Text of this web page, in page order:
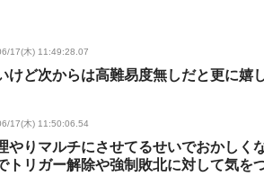
17(木) 11:49:28.07
けど次からは高難易度無しだと更に嬉
17(木) 11:50:06.54
やりマルチにさせてるせいでおかしく
トリガー解除や強制敗北に対して気を